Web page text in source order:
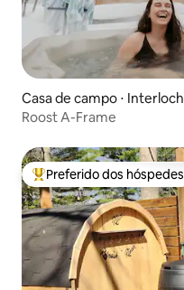
Casa de campo ⋅
Roost A-Frame
Entre os melhores
Preferido dos hóspedes